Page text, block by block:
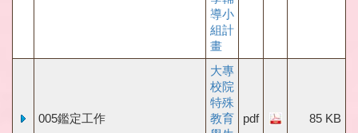
導小
組計
畫
005鑑定工作
大專
校院
特殊
教育
pdf 85 KB